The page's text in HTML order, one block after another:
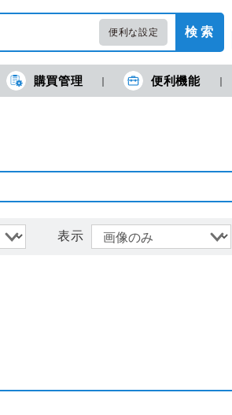
便利な設定 検 索
現在の金額合計： 円
購買管理 便利機能
表示